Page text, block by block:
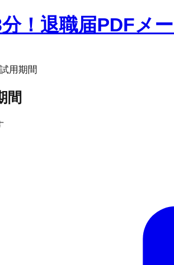
！退職届PDFメ
試用期間
間